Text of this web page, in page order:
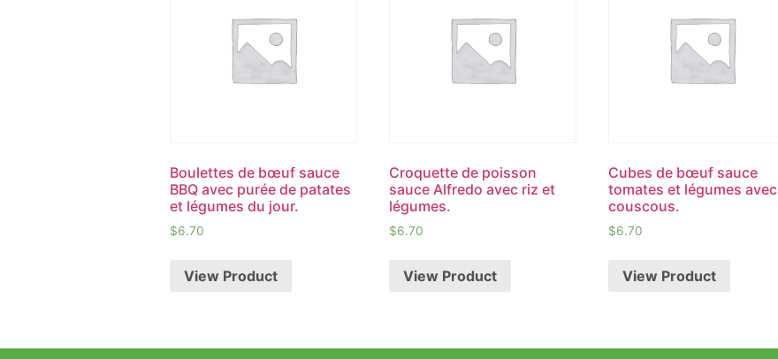
Boulettes de bœuf sauce
BBQ avec purée de patates
et légumes du jour.
$6.70
View Product
Croquette de poisson
sauce Alfredo avec riz et
légumes.
$6.70
View Product
Cubes de bœuf sauce
tomates et légumes avec
couscous.
$6.70
View Product